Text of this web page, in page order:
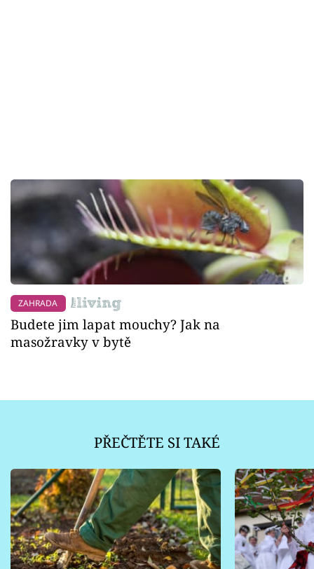
ZAHRADA
Budete jim lapat mouchy? Jak na
masožravky v bytě
PŘEČTĚTE SI TAKÉ